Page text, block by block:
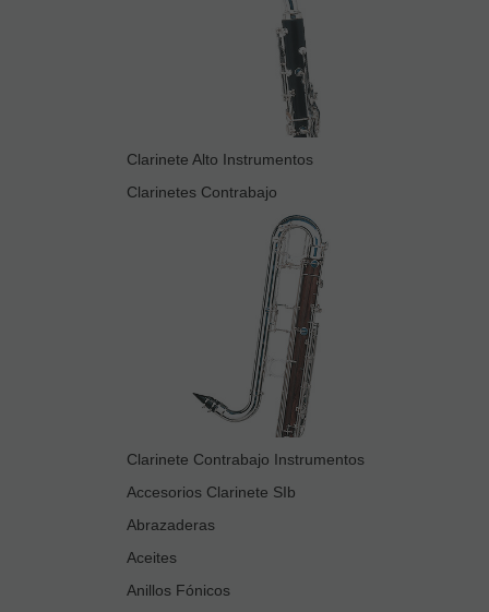
Clarinete Alto Instrumentos
Clarinetes Contrabajo
Clarinete Contrabajo Instrumentos
Accesorios Clarinete SIb
Abrazaderas
Aceites
Anillos Fónicos